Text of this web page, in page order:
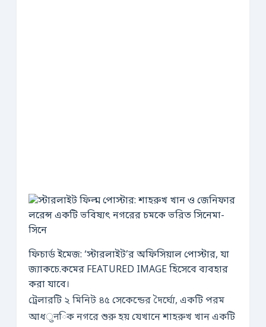
ফিচার্ড ইমেজ: ‘স্টারলাইট’র অফিসিয়াল পোস্টার, যা
জ্যাকচে.কমের FEATURED IMAGE হিসেবে ব্যবহার
করা যাবে।
ট্রেলারটি ২ মিনিট ৪৫ সেকেন্ডের দৈর্ঘ্যে, একটি পরম
আধुनিক নগরে শুরু হয় যেখানে শাহরুখ খান একটি